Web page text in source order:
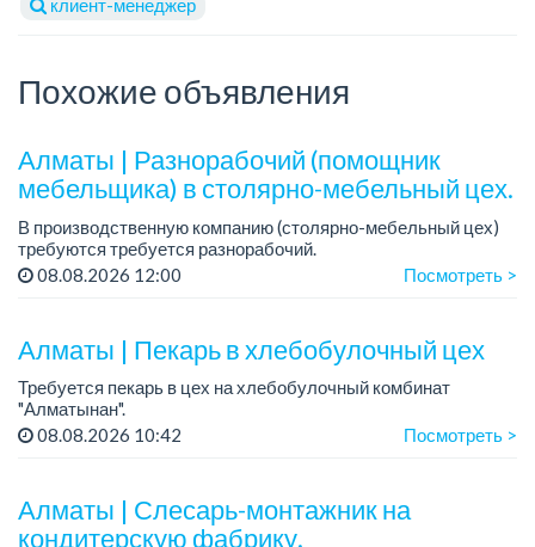
клиент-менеджер
Похожие объявления
Алматы | Разнорабочий (помощник
мебельщика) в столярно-мебельный цех.
В производственную компанию (столярно-мебельный цех)
требуются требуется разнорабочий.
График работы: 5/2.
08.08.2026 12:00 Посмотреть >
Алматы | Пекарь в хлебобулочный цех
Требуется пекарь в цех на хлебобулочный комбинат
"Алматынан".
Требования: начальное или среднее специальное
Зарплата: до 220 000 тенге в меся...
08.08.2026 10:42 Посмотреть >
Алматы | Слесарь-монтажник на
кондитерскую фабрику.